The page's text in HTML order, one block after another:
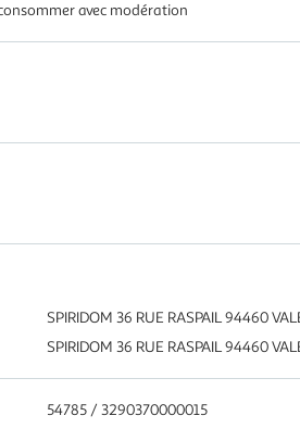
avec modération
SPIRIDOM 36 RUE RASPAIL 94460
SPIRIDOM 36 RUE RASPAIL 94460
54785 / 3290370000015